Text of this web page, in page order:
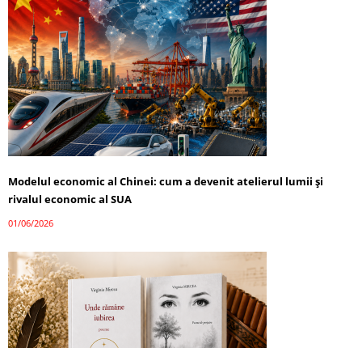
Modelul economic al Chinei: cum a devenit atelierul lumii și
rivalul economic al SUA
01/06/2026